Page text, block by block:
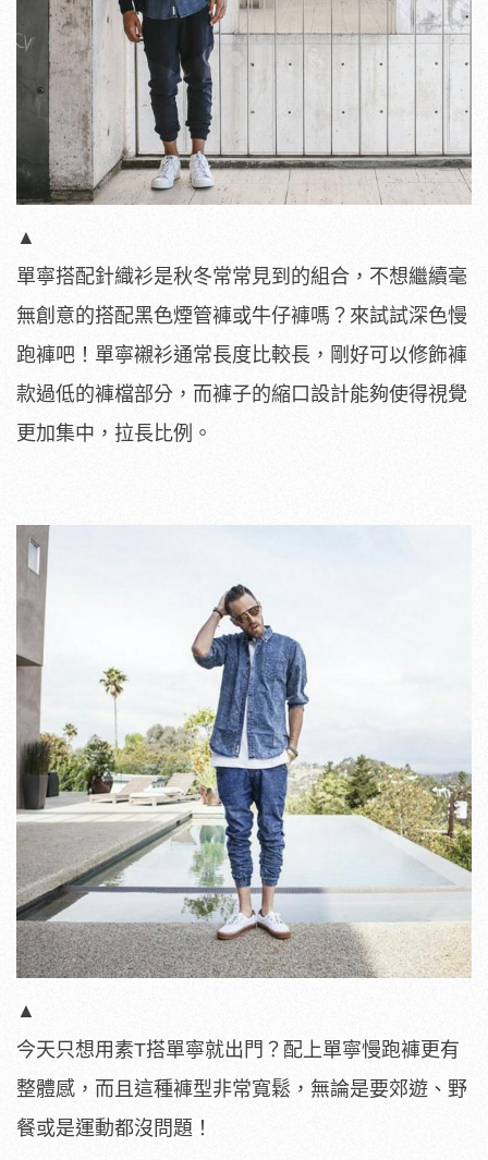
▲
單寧搭配針織衫是秋冬常常見到的組合，不想繼續毫
無創意的搭配黑色煙管褲或牛仔褲嗎？來試試深色慢
跑褲吧！單寧襯衫通常長度比較長，剛好可以修飾褲
款過低的褲檔部分，而褲子的縮口設計能夠使得視覺
更加集中，拉長比例。
▲
今天只想用素T搭單寧就出門？配上單寧慢跑褲更有
整體感，而且這種褲型非常寬鬆，無論是要郊遊、野
餐或是運動都沒問題！